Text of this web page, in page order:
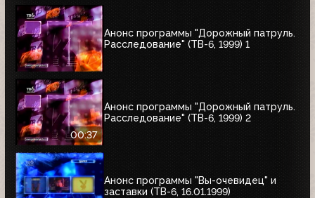
Анонс программы "Дорожный патруль.
Расследование" (ТВ-6, 1999) 1
00:37
Анонс программы "Дорожный патруль.
Расследование" (ТВ-6, 1999) 2
Анонс программы "Вы-очевидец" и
заставки (ТВ-6, 16.01.1999)